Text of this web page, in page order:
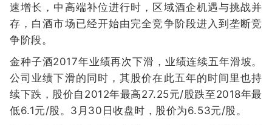
速增长，中高端补位进行时，区域酒企机遇与挑战并
存，白酒市场已经开始由完全竞争阶段进入到垄断竞
争阶段。
金种子酒2017年业绩再次下滑，业绩连续五年滑坡。
公司业绩下滑的同时，其股价在此五年的时间里也持
续下跌，股价自2012年最高27.25元/股跌至2018年最
低6.1元/股。3月30日收盘时，股价为6.53元/股。